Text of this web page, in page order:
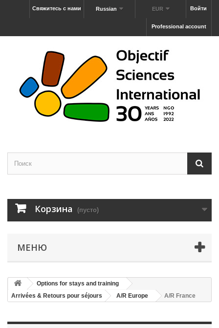
Войти
EUR
Russian
Свяжитесь с нами
Professional account
Корзина (пусто)
МЕНЮ
Options for stays and training
Arrivées & Retours pour séjours
A/R Europe A/R France